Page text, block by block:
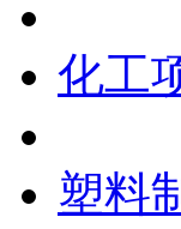
化工
塑料